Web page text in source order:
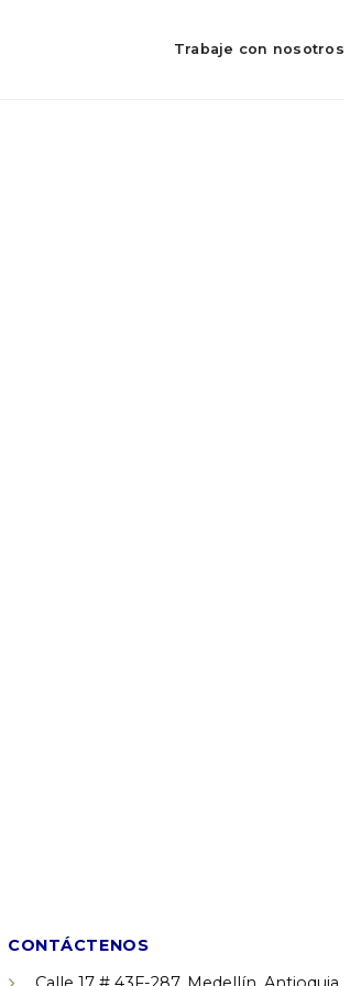
Trabaje con nosotros
CONTÁCTENOS